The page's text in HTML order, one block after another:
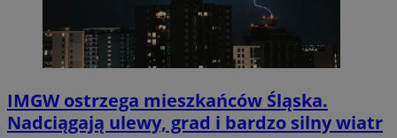
IMGW ostrzega mieszkańców Śląska.
Nadciągają ulewy, grad i bardzo silny wiatr